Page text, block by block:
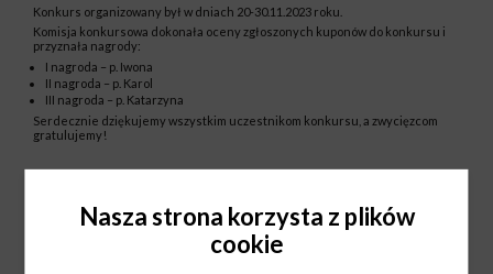
Konkurs organizowany był w dniach 20-30.11.2023 roku.
Komisja konkursowa dokonała oceny zgłoszonych kuponów do konkursu i
przyznała nagrody:
I nagroda – p. Iwona
II nagroda – p. Karol
III nagroda – p. Katarzyna
Serdecznie dziękujemy wszystkim uczestnikom konkursu, a zwycięzcom
gratulujemy!
Nasza strona korzysta z plików
cookie